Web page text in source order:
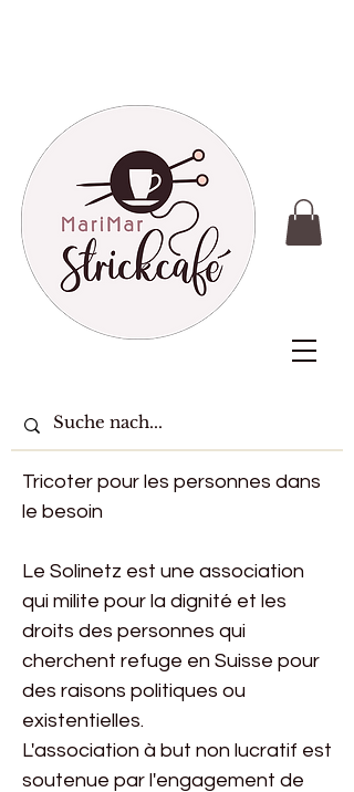
Tricoter pour les personnes dans
le besoin
Le Solinetz est une association
qui milite pour la dignité et les
droits des personnes qui
cherchent refuge en Suisse pour
des raisons politiques ou
existentielles.
L'association à but non lucratif est
soutenue par l'engagement de